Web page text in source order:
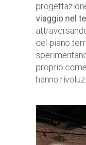
viaggio nel
del piano
proprio
hanno